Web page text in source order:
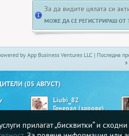
За да видите цялата си
МОЖЕ ДА СЕ РЕГИСТРИРАШ ОТ
прилагат „бисквитки“ и
by App Business Ventures LLC | Последна
(05 АВГУСТ)
Liubi_82
Генерал (зарове)
ulian83
Не се Сърди